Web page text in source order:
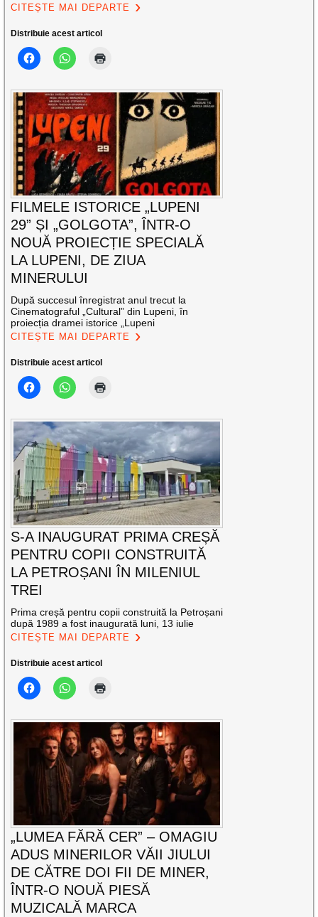
CITEȘTE MAI DEPARTE
Distribuie acest articol
FILMELE ISTORICE „LUPENI
29” ȘI „GOLGOTA”, ÎNTR-O
NOUĂ PROIECȚIE SPECIALĂ
LA LUPENI, DE ZIUA
MINERULUI
După succesul înregistrat anul trecut la
Cinematograful „Cultural” din Lupeni, în
proiecția dramei istorice „Lupeni
CITEȘTE MAI DEPARTE
Distribuie acest articol
S-A INAUGURAT PRIMA CREȘĂ
PENTRU COPII CONSTRUITĂ
LA PETROȘANI ÎN MILENIUL
TREI
Prima creșă pentru copii construită la Petroșani
după 1989 a fost inaugurată luni, 13 iulie
CITEȘTE MAI DEPARTE
Distribuie acest articol
„LUMEA FĂRĂ CER” – OMAGIU
ADUS MINERILOR VĂII JIULUI
DE CĂTRE DOI FII DE MINER,
ÎNTR-O NOUĂ PIESĂ
MUZICALĂ MARCA